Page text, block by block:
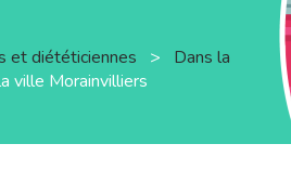
et diététiciennes >
Dans la
ville Morainvilliers